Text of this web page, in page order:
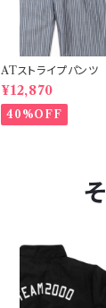
ATストライプパンツ
¥12,870
40%OFF